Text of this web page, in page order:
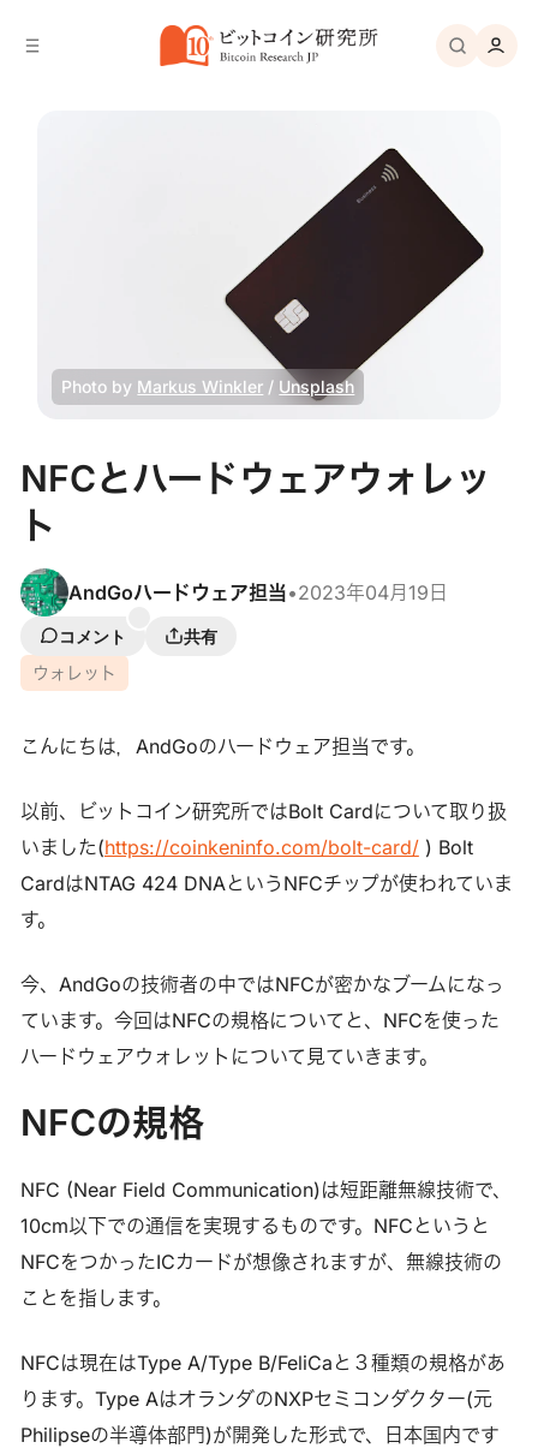
Photo by Markus Winkler / Unsplash
NFCとハードウェアウォレッ
ト
AndGoハードウェア担当•2023年04月19日
コメント
共有
ウォレット
こんにちは，AndGoのハードウェア担当です。
以前、ビットコイン研究所ではBolt Cardについて取り扱
いました(https://coinkeninfo.com/bolt-card/) Bolt
CardはNTAG 424 DNAというNFCチップが使われていま
す。
今、AndGoの技術者の中ではNFCが密かなブームになっ
ています。今回はNFCの規格についてと、NFCを使った
ハードウェアウォレットについて見ていきます。
NFCの規格
NFC (Near Field Communication)は短距離無線技術で、
10cm以下での通信を実現するものです。NFCというと
NFCをつかったICカードが想像されますが、無線技術の
ことを指します。
NFCは現在はType A/Type B/FeliCaと３種類の規格があ
ります。Type AはオランダのNXPセミコンダクター(元
Philipseの半導体部門)が開発した形式で、日本国内です